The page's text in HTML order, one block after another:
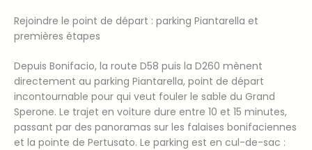
Rejoindre le point de départ : parking Piantarella et
premières étapes
Depuis Bonifacio, la route D58 puis la D260 mènent
directement au parking Piantarella, point de départ
incontournable pour qui veut fouler le sable du Grand
Sperone. Le trajet en voiture dure entre 10 et 15 minutes,
passant par des panoramas sur les falaises bonifaciennes
et la pointe de Pertusato. Le parking est en cul-de-sac :